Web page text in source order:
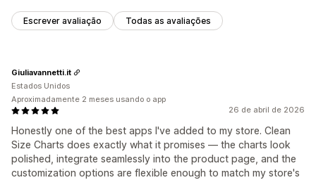
Escrever avaliação Todas as avaliações
26 de abril de 2026
Honestly one of the best apps I've added to my store. Clean
Size Charts does exactly what it promises — the charts look
polished, integrate seamlessly into the product page, and the
customization options are flexible enough to match my store's
Giuliavannetti.it
Estados Unidos
Aproximadamente 2 meses usando o app